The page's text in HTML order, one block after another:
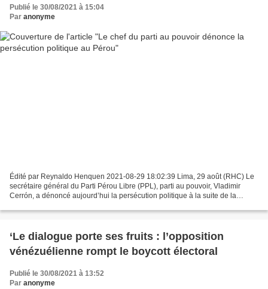
Publié le 30/08/2021 à 15:04
Par anonyme
Édité par Reynaldo Henquen 2021-08-29 18:02:39 Lima, 29 août (RHC) Le
secrétaire général du Parti Pérou Libre (PPL), parti au pouvoir, Vladimir
Cerrón, a dénoncé aujourd’hui la persécution politique à la suite de la
‘Le dialogue porte ses fruits : l’opposition
vénézuélienne rompt le boycott électoral
Publié le 30/08/2021 à 13:52
Par anonyme